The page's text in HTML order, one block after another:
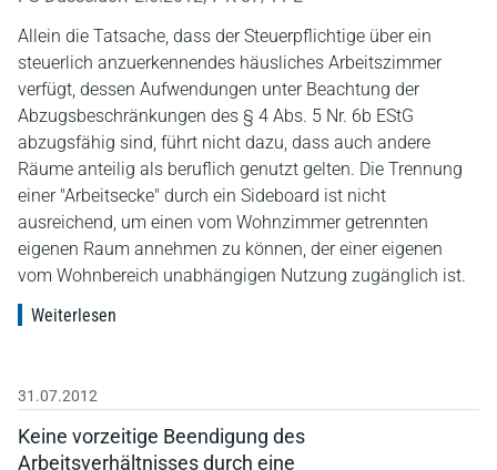
Allein die Tatsache, dass der Steuerpflichtige über ein
steuerlich anzuerkennendes häusliches Arbeitszimmer
verfügt, dessen Aufwendungen unter Beachtung der
Abzugsbeschränkungen des § 4 Abs. 5 Nr. 6b EStG
abzugsfähig sind, führt nicht dazu, dass auch andere
Räume anteilig als beruflich genutzt gelten. Die Trennung
einer "Arbeitsecke" durch ein Sideboard ist nicht
ausreichend, um einen vom Wohnzimmer getrennten
eigenen Raum annehmen zu können, der einer eigenen
vom Wohnbereich unabhängigen Nutzung zugänglich ist.
Weiterlesen
31.07.2012
Keine vorzeitige Beendigung des
Arbeitsverhältnisses durch eine